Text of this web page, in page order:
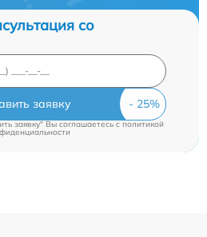
со
заявку
заявку" Вы соглашаетесь cполитикой